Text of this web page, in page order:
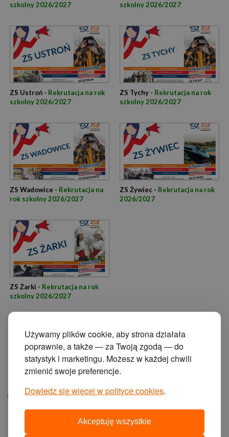
Używamy plików cookie, aby strona działała
poprawnie, a także — za Twoją zgodą — do
statystyk i marketingu. Możesz w każdej chwili
zmienić swoje preferencje.
Dowiedz się więcej w polityce cookies.
Akceptuję wszystkie
szkolny 2026/2027
szkolny 2026/2027
ZS Ustroń - Rekrutacja na rok
szkolny 2026/2027
ZS Tychy - Rekrutacja na rok
szkolny 2026/2027
ZS Wadowice - Rekrutacja na
rok szkolny 2026/2027
ZS Żywiec - Rekrutacja na rok
2026/2027
ZS Żarki - Rekrutacja na rok
szkolny 2026/2027
© 2014 Zakład
Doskonalenia
Zawodowego w
ul. Krasińskiego 2, 40-
projekt i wykonanie: